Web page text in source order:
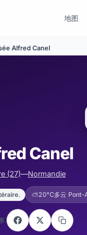
地图
Alfred Canel
Canel
(27)—Normandie
⛅20°C多云 Pont-